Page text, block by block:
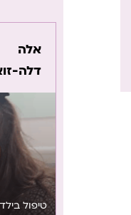
אלה
דלה-
טיפול